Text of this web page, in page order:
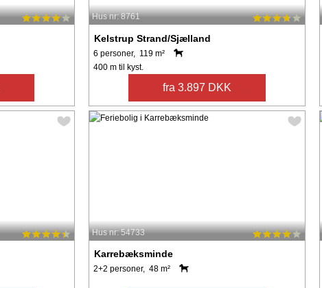
Hus nr: 8761
Kelstrup Strand/Sjælland
6 personer, 119 m²
400 m til kyst.
fra 3.897 DKK
Hus nr: 54733
Karrebæksminde
2+2 personer, 48 m²